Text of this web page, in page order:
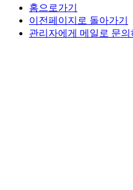
홈으로가기
이전페이지로 돌아가기
관리자에게 메일로 문의